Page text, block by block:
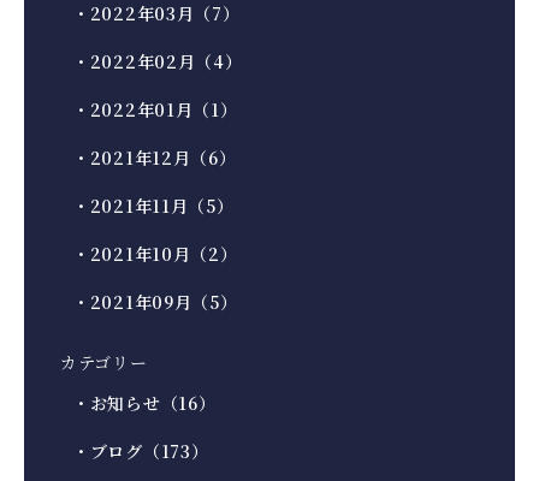
・2022年03月（7）
・2022年02月（4）
・2022年01月（1）
・2021年12月（6）
・2021年11月（5）
・2021年10月（2）
・2021年09月（5）
カテゴリー
・お知らせ（16）
・ブログ（173）